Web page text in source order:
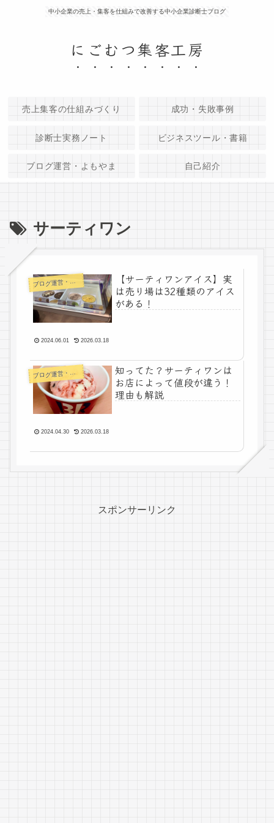
中小企業の売上・集客を仕組みで改善する中小企業診断士ブログ
にごむつ集客工房
売上集客の仕組みづくり 成功・失敗事例
診断士実務ノート ビジネスツール・書籍
ブログ運営・よもやま 自己紹介
サーティワン
ブ ログ運営・よもやま
【サーティワンアイス】実
は売り場は32種類のアイス
がある！
2024.06.01 2026.03.18
ブ ログ運営・よもやま
知ってた？サーティワンは
お店によって値段が違う！
理由も解説
2024.04.30 2026.03.18
スポンサーリンク